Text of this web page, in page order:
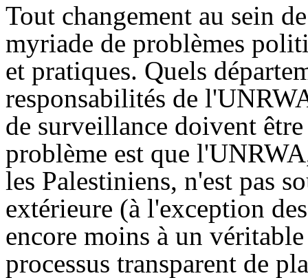
Tout changement au sein
myriade de problèmes
et pratiques. Quels
responsabilités de
de surveillance doivent
problème est que
les Palestiniens, n'est pas
extérieure (à l'exception
encore moins à un
processus transparent de